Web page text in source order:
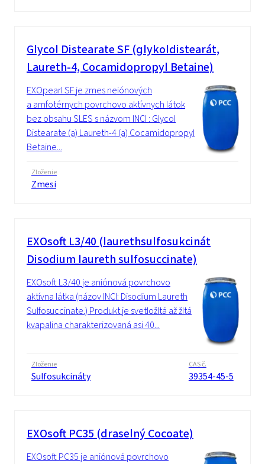
Glycol Distearate SF (glykoldistearát,
Laureth-4, Cocamidopropyl Betaine)
EXOpearl SF je zmes neiónových
a amfotérnych povrchovo aktívnych látok
bez obsahu SLES s názvom INCI : Glycol
Distearate (a) Laureth-4 (a) Cocamidopropyl
Betaine...
Zloženie
Zmesi
EXOsoft L3/40 (laurethsulfosukcinát
Disodium laureth sulfosuccinate)
EXOsoft L3/40 je aniónová povrchovo
aktívna látka (názov INCI: Disodium Laureth
Sulfosuccinate.) Produkt je svetložltá až žltá
kvapalina charakterizovaná asi 40...
Zloženie
Sulfosukcináty
CAS č.
39354-45-5
EXOsoft PC35 (draselný Cocoate)
EXOsoft PC35 je aniónová povrchovo